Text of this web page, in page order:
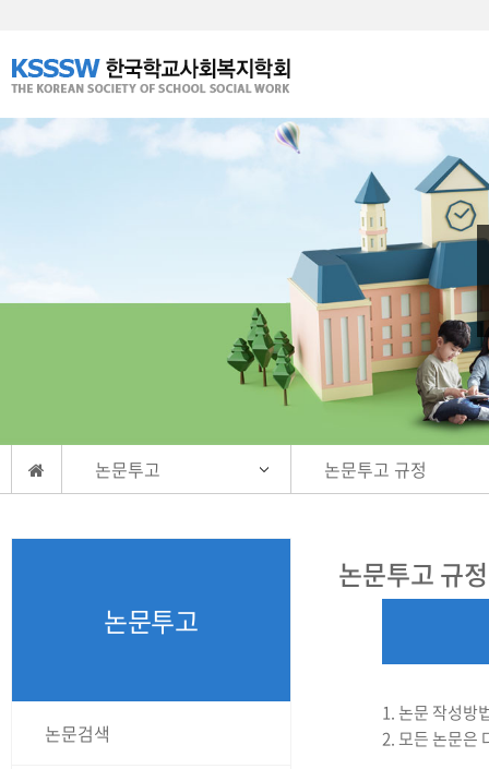
논문투고 논문투고 규정
논문투고
논문검색
논문투고 규정
1. 논문 작성방
2. 모든 논문은